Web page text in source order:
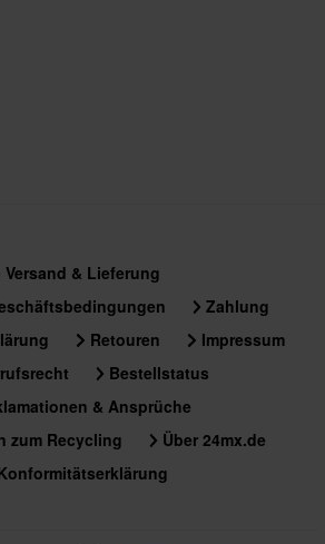
Versand & Lieferung
Zahlung
Retouren
Impressum
Bestellstatus
& Ansprüche
zum Recycling
Über 24mx.de